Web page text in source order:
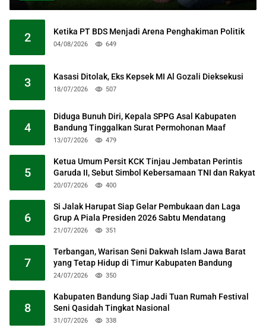
2 Ketika PT BDS Menjadi Arena Penghakiman Politik
04/08/2026 649
3 Kasasi Ditolak, Eks Kepsek MI Al Gozali Dieksekusi
18/07/2026 507
4
Diduga Bunuh Diri, Kepala SPPG Asal Kabupaten
Bandung Tinggalkan Surat Permohonan Maaf
13/07/2026 479
5
Ketua Umum Persit KCK Tinjau Jembatan Perintis
Garuda II, Sebut Simbol Kebersamaan TNI dan Rakyat
20/07/2026 400
6
Si Jalak Harupat Siap Gelar Pembukaan dan Laga
Grup A Piala Presiden 2026 Sabtu Mendatang
21/07/2026 351
7
Terbangan, Warisan Seni Dakwah Islam Jawa Barat
yang Tetap Hidup di Timur Kabupaten Bandung
24/07/2026 350
8
Kabupaten Bandung Siap Jadi Tuan Rumah Festival
Seni Qasidah Tingkat Nasional
31/07/2026 338